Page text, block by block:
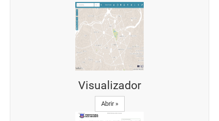
Visualizador
Abrir »